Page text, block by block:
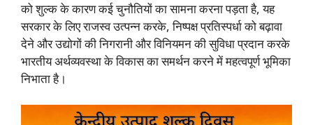
को शुल्क के कारण कई चुनौतियों का सामना करना पड़ता है, यह
सरकार के लिए राजस्व उत्पन्न करके, निष्पक्ष प्रतिस्पर्धा को बढ़ावा
देने और उद्योगों की निगरानी और विनियमन की सुविधा प्रदान करके
भारतीय अर्थव्यवस्था के विकास का समर्थन करने में महत्वपूर्ण भूमिका
निभाता है।